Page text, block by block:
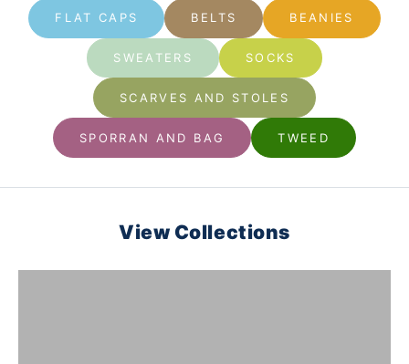
FLAT CAPS BELTS BEANIES
SWEATERS SOCKS
SCARVES AND STOLES
SPORRAN AND BAG TWEED
View Collections